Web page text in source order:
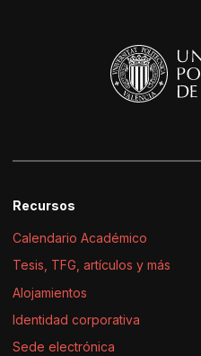
Recursos
Calendario Académico
Tesis, TFG, artículos y más
Alojamientos
Identidad corporativa
Sede electrónica